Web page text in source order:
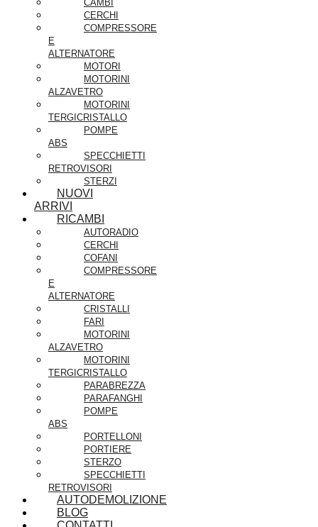
CAMBI
CERCHI
COMPRESSORE
E
ALTERNATORE
MOTORI
MOTORINI
ALZAVETRO
MOTORINI
TERGICRISTALLO
POMPE
ABS
SPECCHIETTI
RETROVISORI
STERZI
NUOVI
ARRIVI
RICAMBI
AUTORADIO
CERCHI
COFANI
COMPRESSORE
E
ALTERNATORE
CRISTALLI
FARI
MOTORINI
ALZAVETRO
MOTORINI
TERGICRISTALLO
PARABREZZA
PARAFANGHI
POMPE
ABS
PORTELLONI
PORTIERE
STERZO
SPECCHIETTI
RETROVISORI
AUTODEMOLIZIONE
BLOG